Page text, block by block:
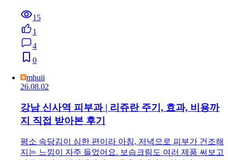
15
1
4
0
mhuii
26.08.02
강남 신사역 피부과 | 리쥬란 주기, 효과, 비용까
지 직접 받아본 후기
평소 속당김이 심한 편이라 아침, 저녁으로 피부가 건조해
지는 느낌이 자주 들었어요. 보습크림도 여러 제품 써보고